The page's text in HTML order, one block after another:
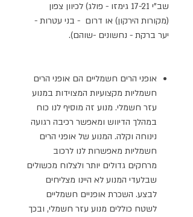
שב"י 17-21 גימזו - פולג) לכיוון צפון
(מקורות הירקון) או דרום - בני עטרות -
יער ברקת - נחשונים -שוהם).
אופני הרים חשמליים הם אופני הרים
חשמליות מקצועיות המצוידות במנוע
עזר חשמלי. מנוע זה מוסיף לנו כוח
במהלך הדיווש ומאפשר רכיבה רגועה
נינוחה וקלה. המנוע של אופני הרים
חשמליות מאפשרות לנו לרכוב
מרחקים גדולים יותר ולצלוח מכשולים
שבלעדי המנוע לא היינו מצליחים
לבצע. השכרת אופניים חשמליים
לשטח כוללים מנוע עזר חשמלי, ובכך